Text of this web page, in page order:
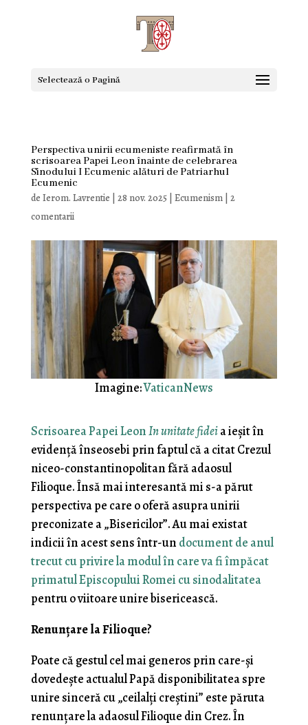
Selectează o Pagină
Perspectiva unirii ecumeniste reafirmată în
scrisoarea Papei Leon înainte de celebrarea
Sinodului I Ecumenic alături de Patriarhul
Ecumenic
de Ierom. Lavrentie 28 nov. 2025| Ecumenism| 2
comentarii
Imagine:VaticanNews
Scrisoarea Papei LeonIn unitate fideia ieșit în
evidență înseosebi prin faptul că a citat Crezul
niceo-constantinopolitan fără adaosul
Filioque. Însă mai interesantă mi s-a părut
perspectiva pe care o oferă asupra unirii
preconizate a „Bisericilor”. Au mai existat
indicii în acest sens într-un document de anul
trecut cu privire la modul în care va fi împăcat
primatul Episcopului Romei cu sinodalitatea
pentru o viitoare unire bisericească.
Renunțare la Filioque?
Poate că gestul cel mai generos prin care-și
dovedește actualul Papă disponibilitatea spre
unire sinceră cu „ceilalți creștini” este păruta
renunțare la adaosul Filioque din Crez. În